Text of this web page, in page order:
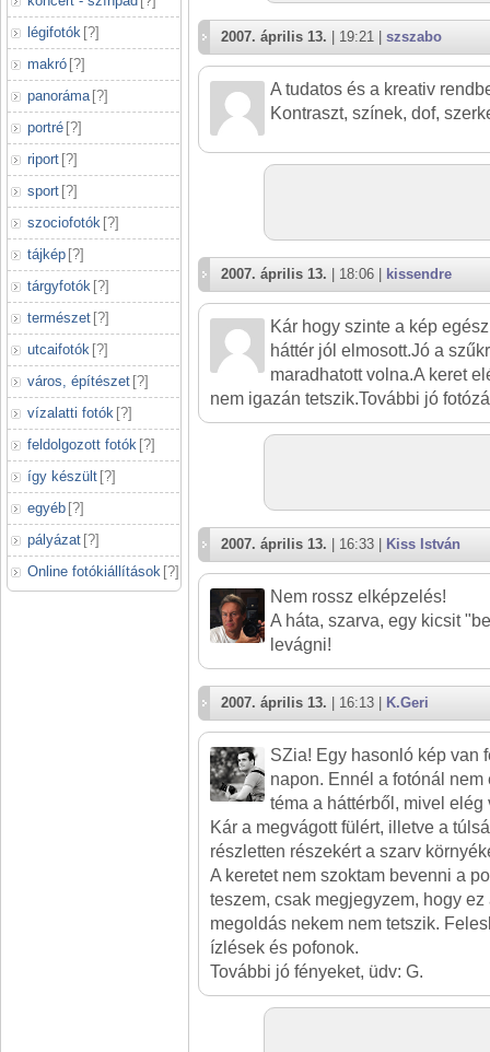
légifotók [?]
makró [?]
panoráma [?]
portré [?]
riport [?]
sport [?]
szociofotók [?]
tájkép [?]
tárgyfotók [?]
természet [?]
utcaifotók [?]
város, építészet [?]
vízalatti fotók [?]
feldolgozott fotók [?]
így készült [?]
egyéb [?]
pályázat [?]
Online fotókiállítások [?]
2007. április 13. | 19:21 | szszabo
A tudatos és a kreativ
Kontraszt, színek, dof,
2007. április 13. | 18:06 | kissendre
Kár hogy szinte a kép
háttér jól elmosott.Jó a
maradhatott volna.A keret
nem igazán tetszik.További jó
2007. április 13. | 16:33 | Kiss István
Nem rossz elképzelés!
A háta, szarva, egy kicsit
levágni!
2007. április 13. | 16:13 | K.Geri
SZia! Egy hasonló kép van
napon. Ennél a fotónál
téma a háttérből, mivel
Kár a megvágott fülért, illetve a
részletten részekért a szarv
A keretet nem szoktam bevenni a
teszem, csak megjegyzem, hogy
megoldás nekem nem tetszik.
ízlések és pofonok.
További jó fényeket, üdv: G.